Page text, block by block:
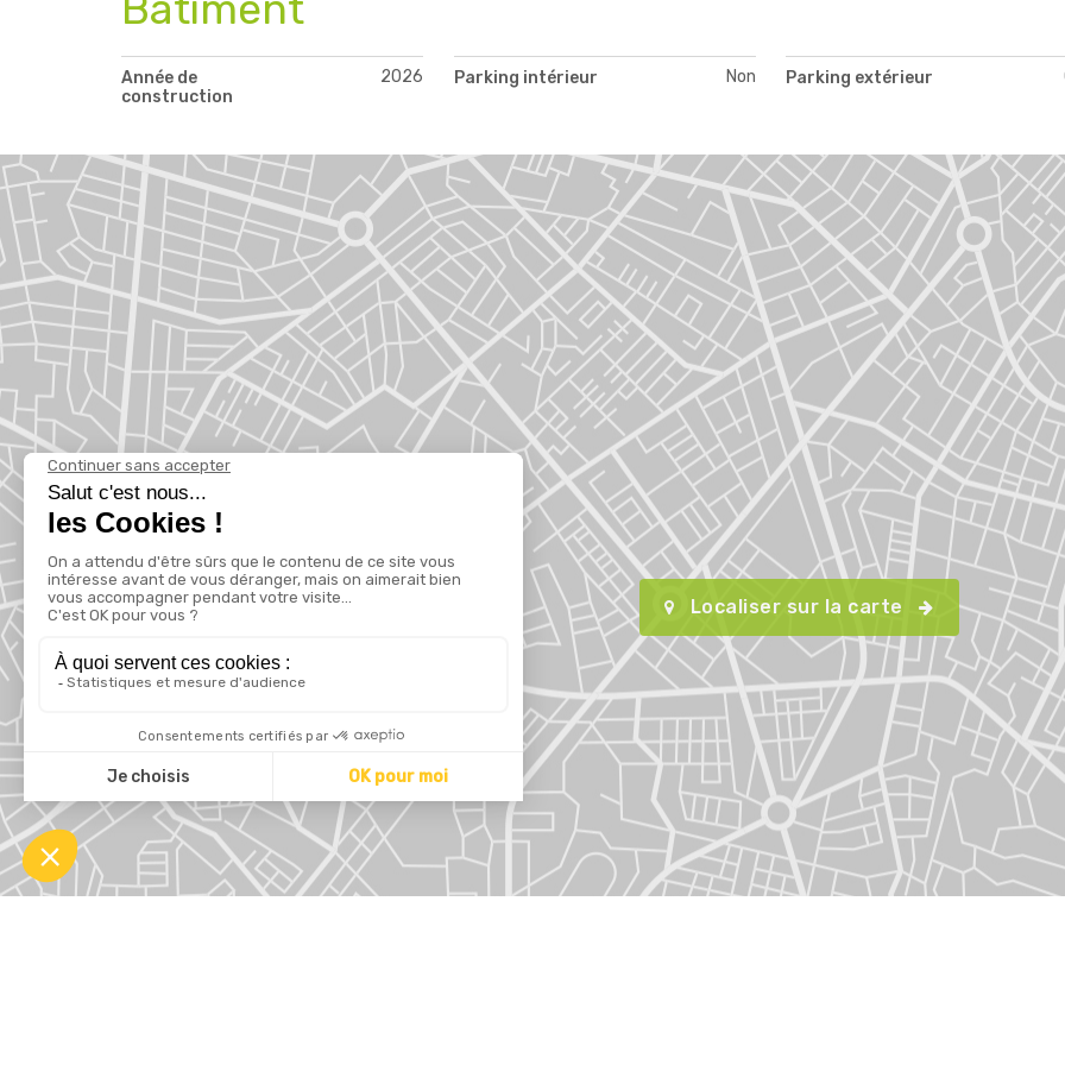
Année de
construction
2026 Parking intérieur Non Parking extérieur
Localiser sur la carte